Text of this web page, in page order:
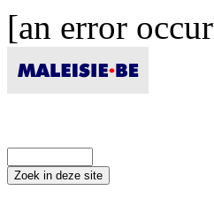
[an error